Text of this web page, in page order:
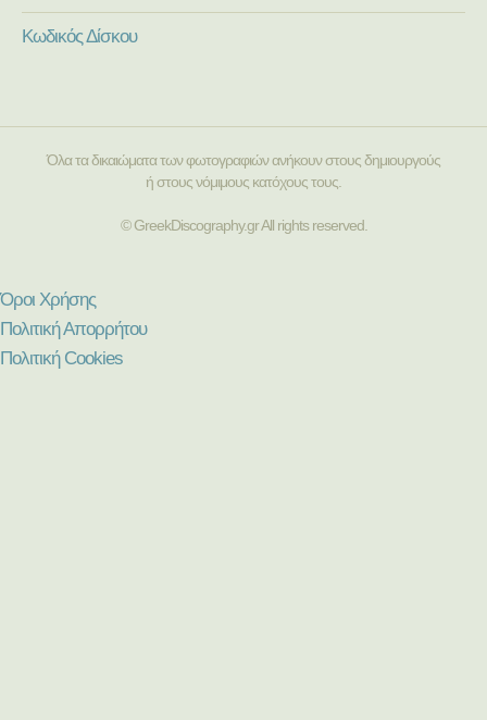
Κωδικός Δίσκου
Όλα τα δικαιώματα των φωτογραφιών ανήκουν στους δημιουργούς
ή στους νόμιμους κατόχους τους.
© GreekDiscography.gr All rights reserved.
Όροι Χρήσης
Πολιτική Απορρήτου
Πολιτική Cookies